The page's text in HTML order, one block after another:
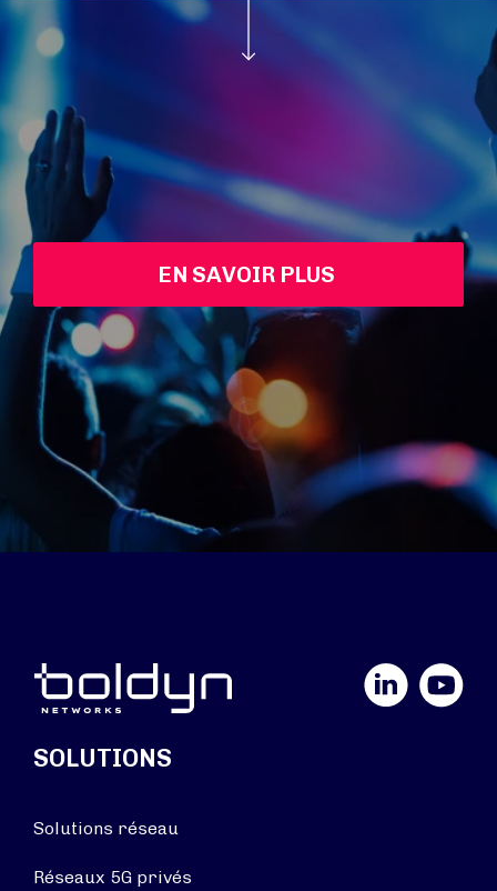
EN SAVOIR PLUS
YouTube
SOLUTIONS
Solutions réseau
Réseaux 5G privés